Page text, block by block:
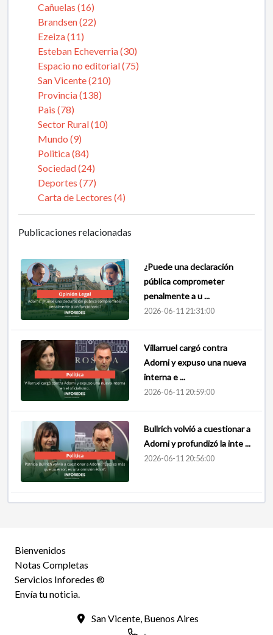
Cañuelas (16)
Brandsen (22)
Ezeiza (11)
Esteban Echeverria (30)
Espacio no editorial (75)
San Vicente (210)
Provincia (138)
Pais (78)
Sector Rural (10)
Mundo (9)
Politica (84)
Sociedad (24)
Deportes (77)
Carta de Lectores (4)
Publicaciones relacionadas
¿Puede una declaración
pública comprometer
penalmente a u ...
2026-06-11 21:31:00
Villarruel cargó contra
Adorni y expuso una nueva
interna e ...
2026-06-11 20:59:00
Bullrich volvió a cuestionar a
Adorni y profundizó la inte ...
2026-06-11 20:56:00
Bienvenidos
Notas Completas
Servicios Inforedes ®
Envía tu noticia.
San Vicente, Buenos Aires